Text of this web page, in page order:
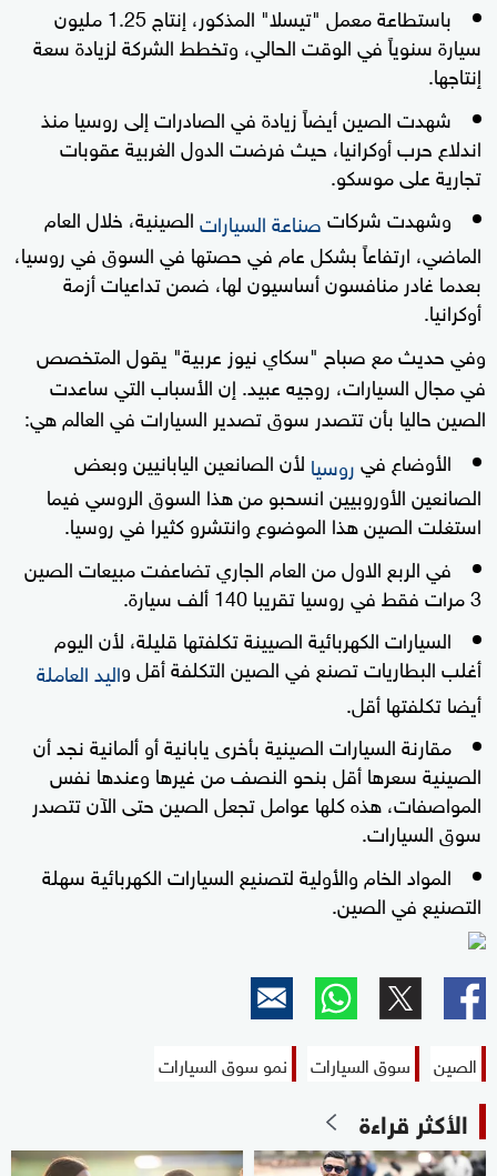
باستطاعة معمل "تيسلا" المذكور، إنتاج 1.25 مليون
سيارة سنوياً في الوقت الحالي، وتخطط الشركة لزيادة سعة
إنتاجها.
شهدت الصين أيضاً زيادة في الصادرات إلى روسيا منذ
اندلاع حرب أوكرانيا، حيث فرضت الدول الغربية عقوبات
تجارية على موسكو.
وشهدت شركاتصناعة السياراتالصينية، خلال العام
الماضي، ارتفاعاً بشكل عام في حصتها في السوق في روسيا،
بعدما غادر منافسون أساسيون لها، ضمن تداعيات أزمة
أوكرانيا.
وفي حديث مع صباح "سكاي نيوز عربية" يقول المتخصص
في مجال السيارات، روجيه عبيد. إن الأسباب التي ساعدت
الصين حاليا بأن تتصدر سوق تصدير السيارات في العالم هي:
الأوضاع فيروسيا لأن الصانعين اليابانيين وبعض
الصانعين الأوروبيين انسحبو من هذا السوق الروسي فيما
استغلت الصين هذا الموضوع وانتشرو كثيرا في روسيا.
في الربع الاول من العام الجاري تضاعفت مبيعات الصين
3 مرات فقط في روسيا تقريبا 140 ألف سيارة.
السيارات الكهربائية الصيينة تكلفتها قليلة، لأن اليوم
أغلب البطاريات تصنع في الصين التكلفة أقل واليد العاملة
أيضا تكلفتها أقل.
مقارنة السيارات الصينية بأخرى يابانية أو ألمانية نجد أن
الصينية سعرها أقل بنحو النصف من غيرها وعندها نفس
المواصفات، هذه كلها عوامل تجعل الصين حتى الآن تتصدر
سوق السيارات.
المواد الخام والأولية لتصنيع السيارات الكهربائية سهلة
التصنيع في الصين.
الصين سوق السيارات نمو سوق السيارات
الأكثر قراءة